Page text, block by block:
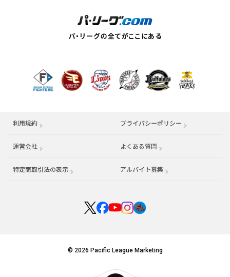
利用規約 プライバシーポリシー
運営会社 （別ウィンドウで開く） よくある質問
特定商取引法の表示 アルバイト募集 （別ウィンドウで開く
© 2026 Pacific League Marketing